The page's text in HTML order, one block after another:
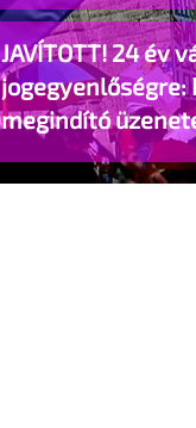
JAVÍTOTT! 24 év
jogegyenlőségre:
megindító
bejegyzett